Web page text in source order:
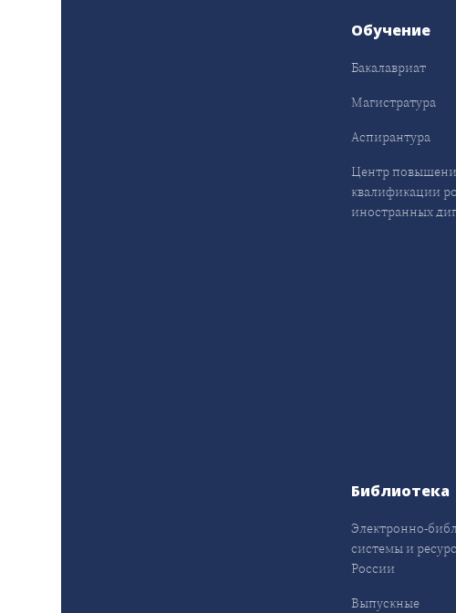
Обучение
Бакалавриат
Магистратура
Аспирантура
Центр
квалификации
иностранных
Библиотека
Электронно-
системы и
России
Выпускные